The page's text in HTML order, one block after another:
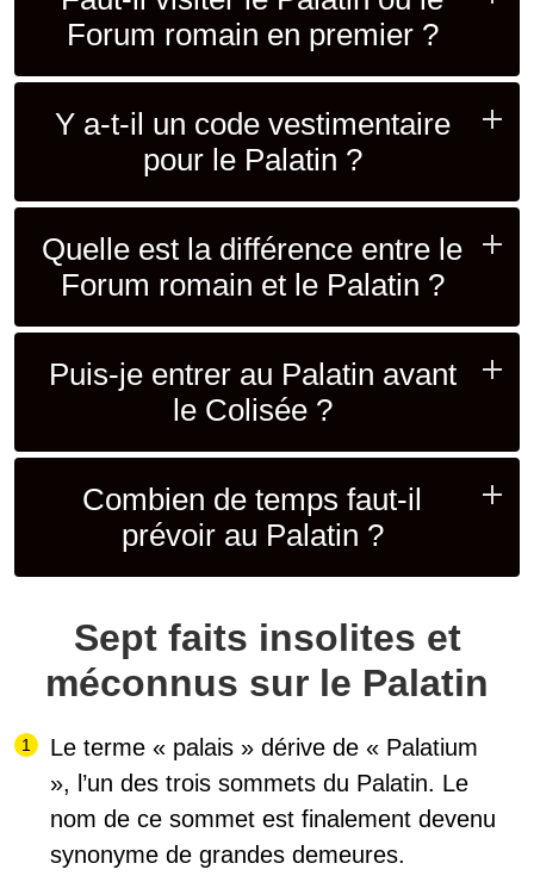
Forum romain en premier ?
Y a-t-il un code vestimentaire
pour le Palatin ?
Quelle est la différence entre le
Forum romain et le Palatin ?
Puis-je entrer au Palatin avant
le Colisée ?
Combien de temps faut-il
prévoir au Palatin ?
Sept faits insolites et
méconnus sur le Palatin
Le terme « palais » dérive de « Palatium
», l’un des trois sommets du Palatin. Le
nom de ce sommet est finalement devenu
synonyme de grandes demeures.